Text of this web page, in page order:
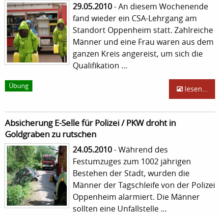
29.05.2010- An diesem Wochenende
fand wieder ein CSA-Lehrgang am
Standort Oppenheim statt. Zahlreiche
Männer und eine Frau waren aus dem
ganzen Kreis angereist, um sich die
Qualifikation …
Übung lesen…
Absicherung E-Selle für Polizei / PKW droht in
Goldgraben zu rutschen
24.05.2010- Während des
Festumzuges zum 1002 jährigen
Bestehen der Stadt, wurden die
Männer der Tagschleife von der Polizei
Oppenheim alarmiert. Die Männer
sollten eine Unfallstelle …